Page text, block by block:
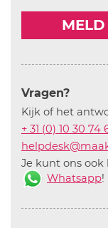
Vragen?
Kijk of het
+ 31 (0) 10 30 74
Je kunt ons ook
Whatsapp!